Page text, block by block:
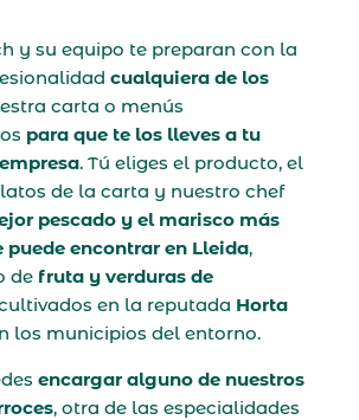
y su equipo te preparan con la
cualquiera de los
carta o menús
para que te los lleves a tu
. Tú eliges el producto, el
de la carta y nuestro chef
pescado y el marisco más
puede encontrar en Lleida,
de fruta y verduras de
en la reputada Horta
los municipios del entorno.
encargar alguno de nuestros
, otra de las especialidades